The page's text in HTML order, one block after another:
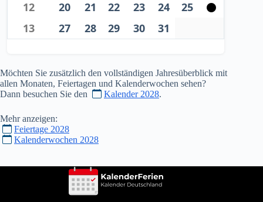
12
20 21 22 23 24
25
13
27 28 29 30 31
Möchten Sie zusätzlich den vollständigen Jahresüberblick mit
allen Monaten, Feiertagen und Kalenderwochen sehen?
Dann besuchen Sie den
Kalender 2028.
Mehr anzeigen:
Feiertage 2028
Kalenderwochen 2028